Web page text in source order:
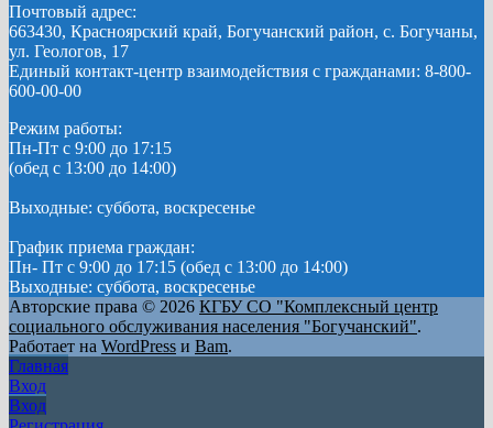
Почтовый адрес:
663430, Красноярский край, Богучанский район, с. Богучаны,
ул. Геологов, 17
Единый контакт-центр взаимодействия с гражданами: 8-800-
600-00-00
Режим работы:
Пн-Пт с 9:00 до 17:15
(обед с 13:00 до 14:00)
Выходные: суббота, воскресенье
График приема граждан:
Пн- Пт с 9:00 до 17:15 (обед с 13:00 до 14:00)
Выходные: суббота, воскресенье
Авторские права © 2026 КГБУ СО "Комплексный центр
социального обслуживания населения "Богучанский".
Работает на WordPress и Bam.
Главная
Вход
Вход